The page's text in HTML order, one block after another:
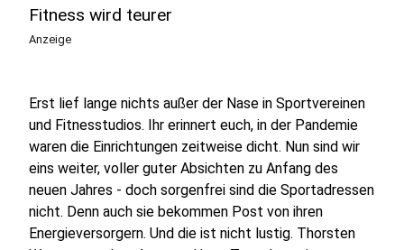
Fitness wird teurer
Anzeige
Erst lief lange nichts außer der Nase in Sportvereinen
und Fitnesstudios. Ihr erinnert euch, in der Pandemie
waren die Einrichtungen zeitweise dicht. Nun sind wir
eins weiter, voller guter Absichten zu Anfang des
neuen Jahres - doch sorgenfrei sind die Sportadressen
nicht. Denn auch sie bekommen Post von ihren
Energieversorgern. Und die ist nicht lustig. Thorsten